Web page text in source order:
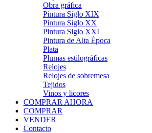
Obra gráfica
Pintura Siglo XIX
Pintura Siglo XX
Pintura Siglo XXI
Pintura de Alta Época
Plata
Plumas estilográficas
Relojes
Relojes de sobremesa
Tejidos
Vinos y licores
COMPRAR AHORA
COMPRAR
VENDER
Contacto